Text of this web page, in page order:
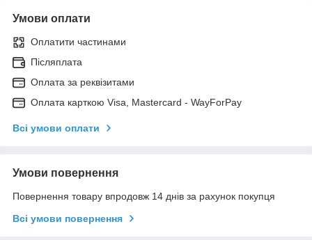
Умови оплати
Оплатити частинами
Післяплата
Оплата за реквізитами
Оплата карткою Visa, Mastercard - WayForPay
Всі умови оплати
Умови повернення
Повернення товару впродовж 14 днів за рахунок покупця
Всі умови повернення